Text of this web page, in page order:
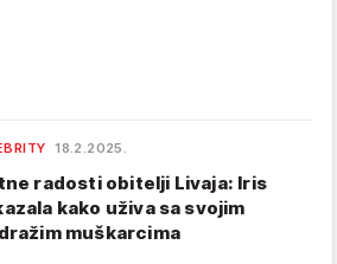
18.2.2025.
radosti obitelji Livaja: Iris
kako uživa sa svojim
muškarcima